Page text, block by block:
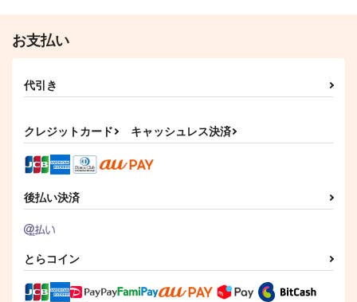
お支払い
代引き
クレジットカード キャッシュレス決済
後払い決済
とらコイン